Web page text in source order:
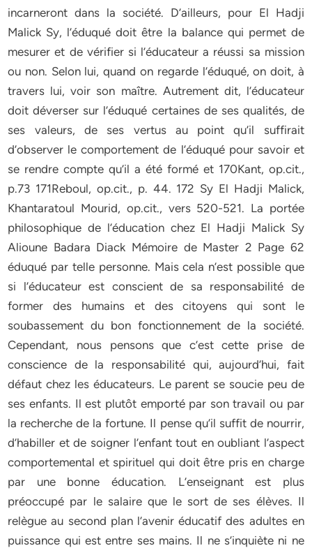
incarneront dans la société. D’ailleurs, pour El Hadji
Malick Sy, l’éduqué doit être la balance qui permet de
mesurer et de vérifier si l’éducateur a réussi sa mission
ou non. Selon lui, quand on regarde l’éduqué, on doit, à
travers lui, voir son maître. Autrement dit, l’éducateur
doit déverser sur l’éduqué certaines de ses qualités, de
ses valeurs, de ses vertus au point qu’il suffirait
d’observer le comportement de l’éduqué pour savoir et
se rendre compte qu’il a été formé et 170Kant, op.cit.,
p.73 171Reboul, op.cit., p. 44. 172 Sy El Hadji Malick,
Khantaratoul Mourid, op.cit., vers 520-521. La portée
philosophique de l’éducation chez El Hadji Malick Sy
Alioune Badara Diack Mémoire de Master 2 Page 62
éduqué par telle personne. Mais cela n’est possible que
si l’éducateur est conscient de sa responsabilité de
former des humains et des citoyens qui sont le
soubassement du bon fonctionnement de la société.
Cependant, nous pensons que c’est cette prise de
conscience de la responsabilité qui, aujourd’hui, fait
défaut chez les éducateurs. Le parent se soucie peu de
ses enfants. Il est plutôt emporté par son travail ou par
la recherche de la fortune. Il pense qu’il suffit de nourrir,
d’habiller et de soigner l’enfant tout en oubliant l’aspect
comportemental et spirituel qui doit être pris en charge
par une bonne éducation. L’enseignant est plus
préoccupé par le salaire que le sort de ses élèves. Il
relègue au second plan l’avenir éducatif des adultes en
puissance qui est entre ses mains. Il ne s’inquiète ni ne